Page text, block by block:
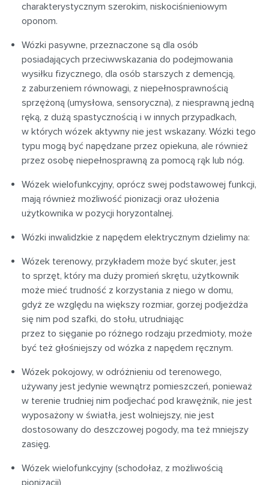
charakterystycznym szerokim, niskociśnieniowym
oponom.
Wózki pasywne, przeznaczone są dla osób
posiadających przeciwwskazania do podejmowania
wysiłku fizycznego, dla osób starszych z demencją,
z zaburzeniem równowagi, z niepełnosprawnością
sprzężoną (umysłowa, sensoryczna), z niesprawną jedną
ręką, z dużą spastycznością i w innych przypadkach,
w których wózek aktywny nie jest wskazany. Wózki tego
typu mogą być napędzane przez opiekuna, ale również
przez osobę niepełnosprawną za pomocą rąk lub nóg.
Wózek wielofunkcyjny, oprócz swej podstawowej funkcji,
mają również możliwość pionizacji oraz ułożenia
użytkownika w pozycji horyzontalnej.
Wózki inwalidzkie z napędem elektrycznym dzielimy na:
Wózek terenowy, przykładem może być skuter, jest
to sprzęt, który ma duży promień skrętu, użytkownik
może mieć trudność z korzystania z niego w domu,
gdyż ze względu na większy rozmiar, gorzej podjeżdża
się nim pod szafki, do stołu, utrudniając
przez to sięganie po różnego rodzaju przedmioty, może
być też głośniejszy od wózka z napędem ręcznym.
Wózek pokojowy, w odróżnieniu od terenowego,
używany jest jedynie wewnątrz pomieszczeń, ponieważ
w terenie trudniej nim podjechać pod krawężnik, nie jest
wyposażony w światła, jest wolniejszy, nie jest
dostosowany do deszczowej pogody, ma też mniejszy
zasięg.
Wózek wielofunkcyjny (schodołaz, z możliwością
pionizacji)